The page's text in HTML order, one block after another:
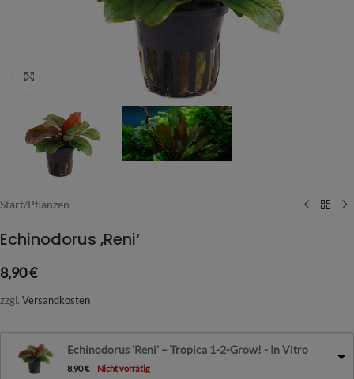
Start/Pflanzen
Echinodorus ‚Reni‘
8,90€
zzgl. Versandkosten
Echinodorus 'Reni' – Tropica 1-2-Grow! - In Vitro
8,90€ Nicht vorrätig